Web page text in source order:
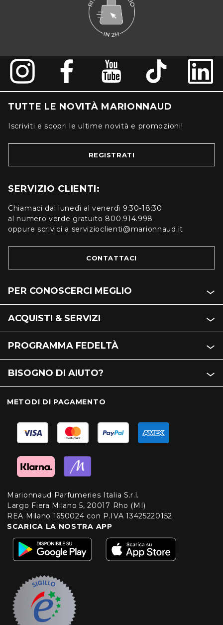
TUTTE LE NOVITÀ MARIONNAUD
Iscriviti e scopri le ultime novità e promozioni!
REGISTRATI
SERVIZIO CLIENTI:
Chiamaci dal lunedì al venerdì 9:30-18:30
al numero verde gratuito 800.914.998
oppure scrivici a servizioclienti@marionnaud.it
CONTATTACI
PER CONOSCERCI MEGLIO
ACQUISTI & SERVIZI
PROGRAMMA FEDELTÀ
BISOGNO DI AIUTO?
METODI DI PAGAMENTO
Marionnaud Parfumeries Italia S.r.l.
Largo Fiera Milano 5, 20017 Rho (MI)
REA Milano 1650024 con P.IVA 13425220152.
SCARICA LA NOSTRA APP